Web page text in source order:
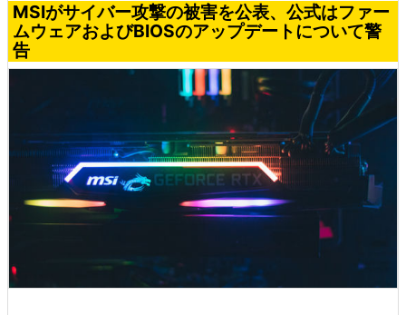
MSIがサイバー攻撃の被害を公表、公式はファー
ムウェアおよびBIOSのアップデートについて警
告